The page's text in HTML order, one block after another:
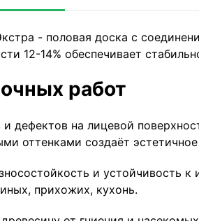
- половая доска с
12-14% обеспечивает
работ
и дефектов на лицевой
оттенками создаёт
и устойчивость
прихожих, кухонь.